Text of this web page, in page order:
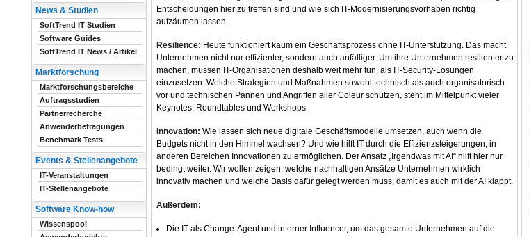
Entscheidungen hier zu treffen sind und wie sich IT-Modernisierungsvorhaben richtig
aufzäumen lassen.
Resilience: Heute funktioniert kaum ein Geschäftsprozess ohne IT-Unterstützung. Das macht
Unternehmen nicht nur effizienter, sondern auch anfälliger. Um ihre Unternehmen resilienter zu
machen, müssen IT-Organisationen deshalb weit mehr tun, als IT-Security-Lösungen
einzusetzen. Welche Strategien und Maßnahmen sowohl technisch als auch organisatorisch
vor und technischen Pannen und Angriffen aller Coleur schützen, steht im Mittelpunkt vieler
Keynotes, Roundtables und Workshops.
Innovation: Wie lassen sich neue digitale Geschäftsmodelle umsetzen, auch wenn die
Budgets nicht in den Himmel wachsen? Und wie hilft IT durch die Effizienzsteigerungen, in
anderen Bereichen Innovationen zu ermöglichen. Der Ansatz „Irgendwas mit AI“ hilft hier nur
bedingt weiter. Wir wollen zeigen, welche nachhaltigen Ansätze Unternehmen wirklich
innovativ machen und welche Basis dafür gelegt werden muss, damit es auch mit der AI klappt.
Außerdem:
Die IT als Change-Agent und interner Influencer, um das gesamte Unternehmen auf die
News & Studien
SoftTrend IT Studien
Software Guides
SoftTrend IT News / Artikel
Marktforschung
Marktforschungsbereiche
Auftragsstudien
Partnerrecherche
Anwenderbefragungen
Benchmark Tests
Events & Stellenangebote
IT-Veranstaltungen
IT-Stellenangebote
Software Know-how
Wissenspool